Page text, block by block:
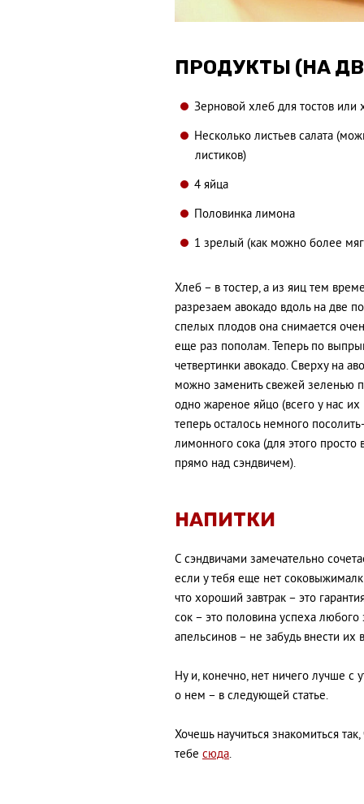
ПРОДУКТЫ (НА
Зерновой хлеб для тостов или
Несколько листьев салата
листиков)
4 яйца
Половинка лимона
1 зрелый (как можно более
Хлеб – в тостер, а из яиц тем
разрезаем авокадо вдоль на две
спелых плодов она снимается
еще раз пополам. Теперь по
четвертинки авокадо. Сверху на
можно заменить свежей зеленью
одно жареное яйцо (всего у нас их
теперь осталось немного
лимонного сока (для этого
прямо над сэндвичем).
НАПИТКИ
С сэндвичами замечательно
если у тебя еще нет
что хороший завтрак – это
сок – это половина успеха любого
апельсинов – не забудь внести их
Ну и, конечно, нет ничего лучше
о нем – в следующей статье.
Хочешь научиться знакомиться
тебе сюда.